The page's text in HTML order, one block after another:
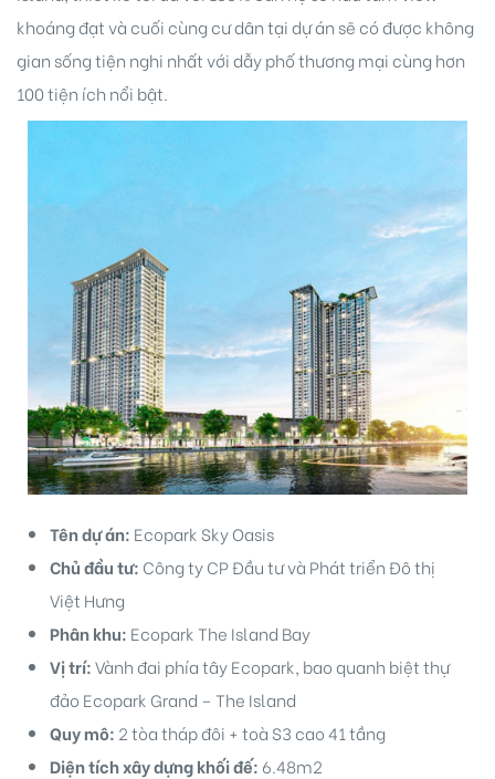
khoáng đạt và cuối cùng cư dân tại dự án sẽ có được không
gian sống tiện nghi nhất với dẫy phố thương mại cùng hơn
100 tiện ích nổi bật.
Tên dự án: Ecopark Sky Oasis
Chủ đầu tư: Công ty CP Đầu tư và Phát triển Đô thị
Việt Hưng
Phân khu: Ecopark The Island Bay
Vị trí:Vành đai phía tây Ecopark, bao quanh biệt thự
đảo Ecopark Grand – The Island
Quy mô: 2 tòa tháp đôi + toà S3 cao 41 tầng
Diện tích xây dựng khối đế: 6.48m2